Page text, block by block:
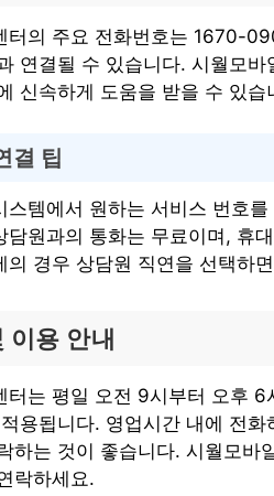
터의 주요 전화번호는 1670-
연결될 수 있습니다. 시월모
신속하게 도움을 받을 수 있습
결 팁
스템에서 원하는 서비스 번호
담원과의 통화는 무료이며, 휴
의 경우 상담원 직연을 선택하
이용 안내
터는 평일 오전 9시부터 오후
용됩니다. 영업시간 내에 전
하는 것이 좋습니다. 시월모바
락하세요.